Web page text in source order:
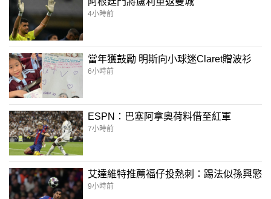
4小時前
當年獲鼓勵 明斯向小球迷Claret贈波衫
6小時前
ESPN：巴塞阿拿奧荷料借至紅軍
7小時前
艾達維特推薦福仔投熱刺：踢法似孫興慜
9小時前